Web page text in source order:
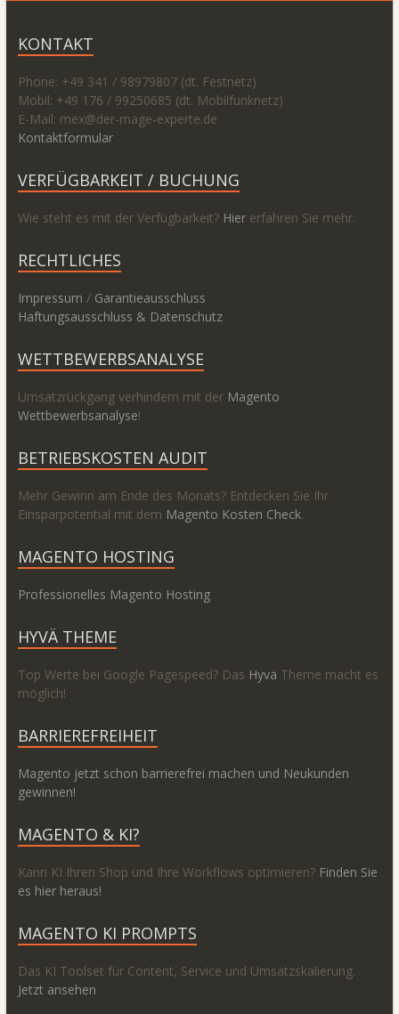
KONTAKT
Phone: +49 341 / 98979807 (dt. Festnetz)
Mobil: +49 176 / 99250685 (dt. Mobilfunknetz)
E-Mail: mex@der-mage-experte.de
Kontaktformular
VERFÜGBARKEIT / BUCHUNG
Wie steht es mit der Verfügbarkeit? Hiererfahren Sie mehr.
RECHTLICHES
Impressum / Garantieausschluss
Haftungsausschluss & Datenschutz
WETTBEWERBSANALYSE
Umsatzrückgang verhindern mit der Magento
Wettbewerbsanalyse!
BETRIEBSKOSTEN AUDIT
Mehr Gewinn am Ende des Monats? Entdecken Sie Ihr
Einsparpotential mit dem Magento Kosten Check.
MAGENTO HOSTING
Professionelles Magento Hosting
HYVÄ THEME
Top Werte bei Google Pagespeed? Das Hyvä Theme macht es
möglich!
BARRIEREFREIHEIT
Magento jetzt schon barrierefrei machen und Neukunden
gewinnen!
MAGENTO & KI?
Kann KI Ihren Shop und Ihre Workflows optimieren? Finden Sie
es hier heraus!
MAGENTO KI PROMPTS
Das KI Toolset für Content, Service und Umsatzskalierung.
Jetzt ansehen